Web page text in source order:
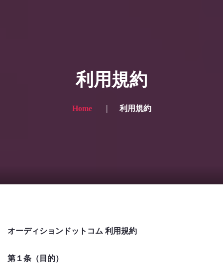
プランと価格
利用規約
Home 利用規約
オーディションドットコム 利用規約
第１条（目的）